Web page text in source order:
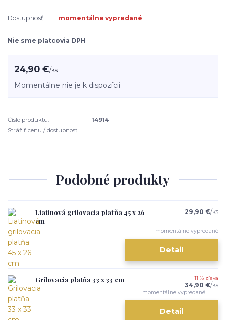
Dostupnosť momentálne vypredané
Nie sme platcovia DPH
24,90 €/ks
Momentálne nie je k dispozícii
Číslo produktu:
14914
Strážiť cenu / dostupnosť
Podobné produkty
Liatinová grilovacia platňa 45 x 26
cm
29,90 €/ks
momentálne vypredané
Detail
Grilovacia platňa 33 x 33 cm 11 % zľava
34,90 €/ks
momentálne vypredané
Detail